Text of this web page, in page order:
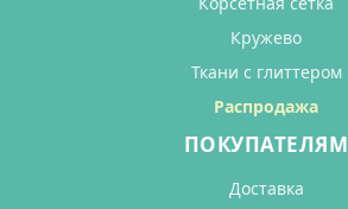
Кружево
Ткани с глиттером
Распродажа
ПОКУПАТЕЛЯМ
Доставка